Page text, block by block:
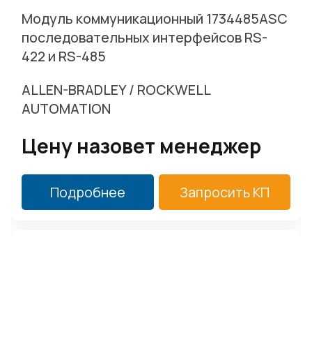
Модуль коммуникационный 1734485ASC
последовательных интерфейсов RS-
422 и RS-485
ALLEN-BRADLEY / ROCKWELL
AUTOMATION
Цену назовет менеджер
Подробнее Запросить КП